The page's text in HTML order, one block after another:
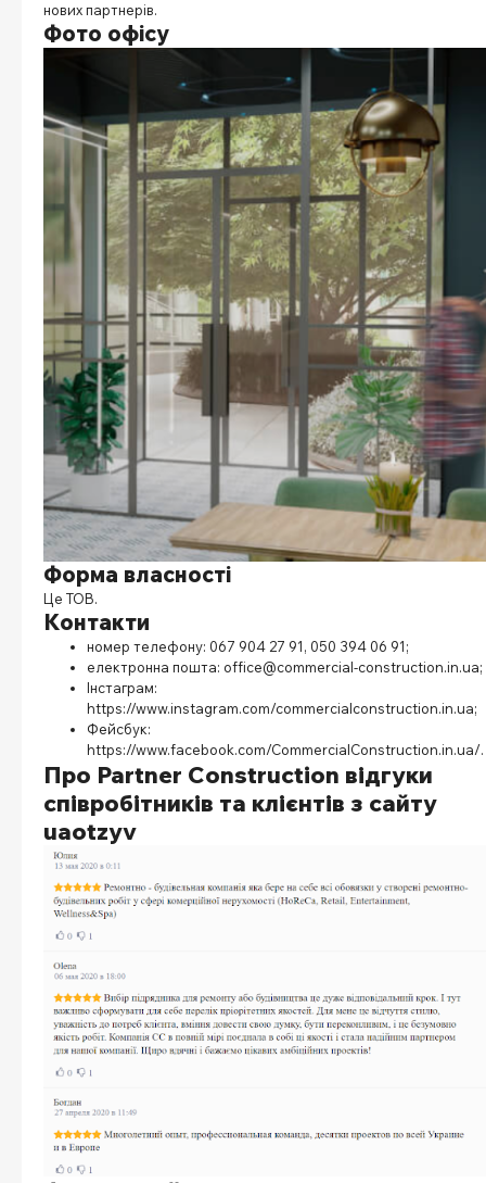
нових партнерів.
Фото офісу
Форма власності
Це ТОВ.
Контакти
номер телефону: 067 904 27 91, 050 394 06 91;
електронна пошта: office@commercial-construction.in.ua;
Інстаграм:
https://www.instagram.com/commercialconstruction.in.ua;
Фейсбук:
https://www.facebook.com/CommercialConstruction.in.ua/.
Про Partner Construction відгуки
співробітників та клієнтів з сайту
uaotzyv